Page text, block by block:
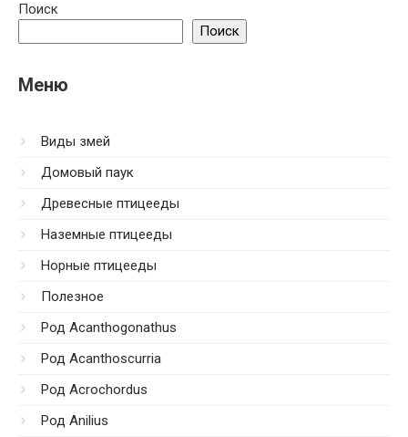
Поиск
Поиск
Меню
Виды змей
Домовый паук
Древесные птицееды
Наземные птицееды
Норные птицееды
Полезное
Род Acanthogonathus
Род Acanthoscurria
Род Acrochordus
Род Anilius